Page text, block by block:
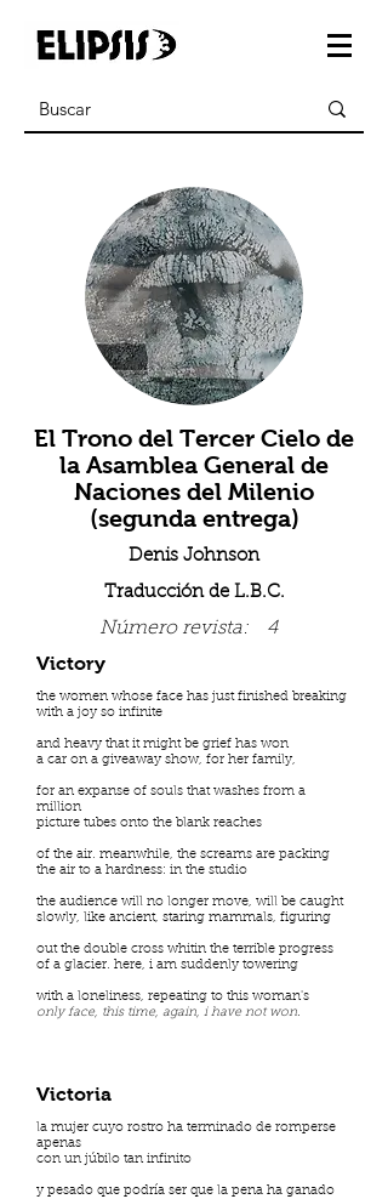
El Trono del Tercer Cielo de
la Asamblea General de
Naciones del Milenio
(segunda entrega)
Denis Johnson
Traducción de L.B.C.
Número revista: 4
Victory
the women whose face has just finished breaking
with a joy so infinite
and heavy that it might be grief has won
a car on a giveaway show, for her family,
for an expanse of souls that washes from a
million
picture tubes onto the blank reaches
of the air. meanwhile, the screams are packing
the air to a hardness: in the studio
the audience will no longer move, will be caught
slowly, like ancient, staring mammals, figuring
out the double cross whitin the terrible progress
of a glacier. here, i am suddenly towering
with a loneliness, repeating to this woman's
only face, this time, again, i have not won.
Victoria
la mujer cuyo rostro ha terminado de romperse
apenas
con un júbilo tan infinito
y pesado que podría ser que la pena ha ganado